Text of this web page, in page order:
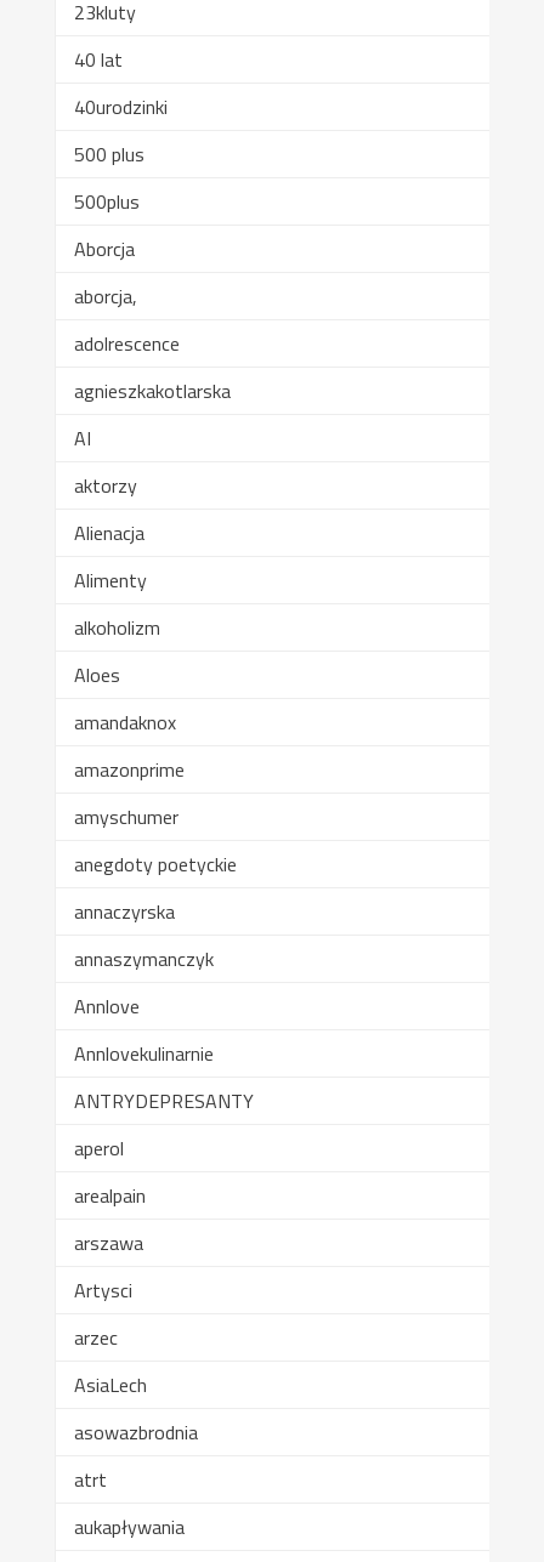
23kluty
40 lat
40urodzinki
500 plus
500plus
Aborcja
aborcja,
adolrescence
agnieszkakotlarska
AI
aktorzy
Alienacja
Alimenty
alkoholizm
Aloes
amandaknox
amazonprime
amyschumer
anegdoty poetyckie
annaczyrska
annaszymanczyk
Annlove
Annlovekulinarnie
ANTRYDEPRESANTY
aperol
arealpain
arszawa
Artysci
arzec
AsiaLech
asowazbrodnia
atrt
aukapływania